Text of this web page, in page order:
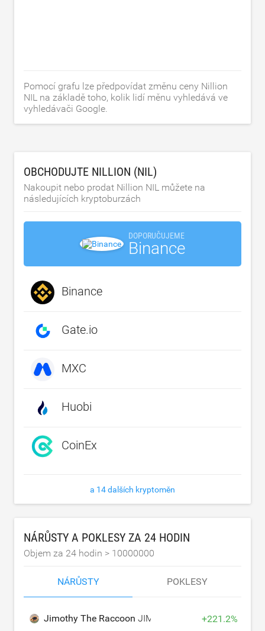
Pomocí grafu lze předpovídat změnu ceny Nillion
NIL na základě toho, kolik lidí měnu vyhledává ve
vyhledávači Google.
OBCHODUJTE NILLION (NIL)
Nakoupit nebo prodat Nillion NIL můžete na
následujících kryptoburzách
DOPORUČUJEME
Binance
Binance
Gate.io
MXC
Huobi
CoinEx
a 14 dalších kryptoměn
NÁRŮSTY A POKLESY ZA 24 HODIN
Objem za 24 hodin > 10000000
NÁRŮSTY POKLESY
Jimothy The Raccoon JIMOTHY +221.2%